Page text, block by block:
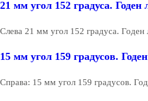
21 мм угол 152 градуса. Годен
Слева 21 мм угол 152 градуса. Годен
15 мм угол 159 градусов.
Справа: 15 мм угол 159 градусов.